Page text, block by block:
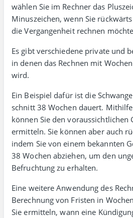
wählen Sie im Rechner das
Minus­zeichen, wenn Sie
die Vergangenheit rechnen
Es gibt verschiedene private und
in denen das Rechnen mit
wird.
Ein Beispiel dafür ist die
schnitt 38 Wochen dauert.
können Sie den voraus­sicht­lichen
ermitteln. Sie können aber auch
indem Sie von einem bekannten
38 Wochen abziehen, um den
Befruchtung zu erhalten.
Eine weitere Anwendung des
Berechnung von Fristen in
Sie ermitteln, wann eine